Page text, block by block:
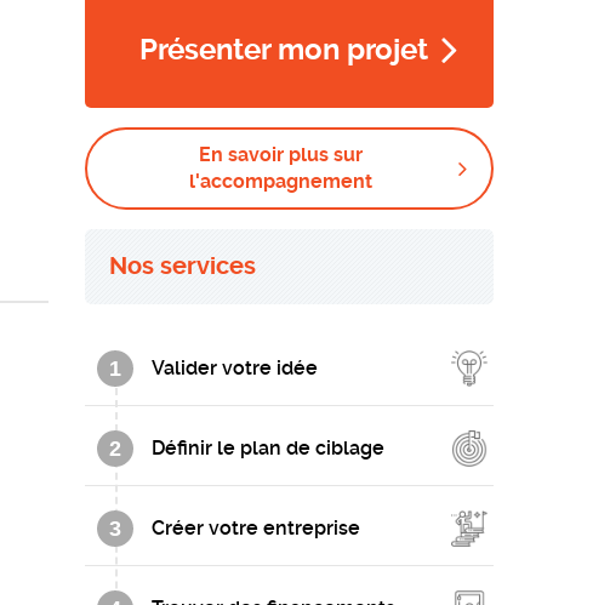
Présenter mon projet
En savoir plus sur
l'accompagnement
Nos services
1 Valider votre idée
2 Définir le plan de ciblage
3 Créer votre entreprise